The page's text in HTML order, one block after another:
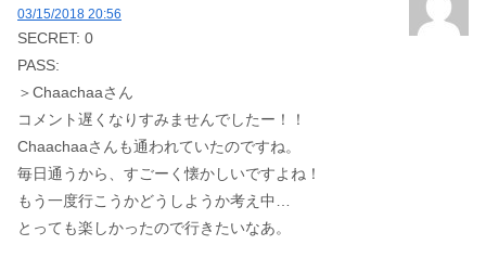
03/15/2018 20:56
SECRET: 0
PASS:
＞Chaachaaさん
コメント遅くなりすみませんでしたー！！
Chaachaaさんも通われていたのですね。
毎日通うから、すごーく懐かしいですよね！
もう一度行こうかどうしようか考え中…
とっても楽しかったので行きたいなあ。